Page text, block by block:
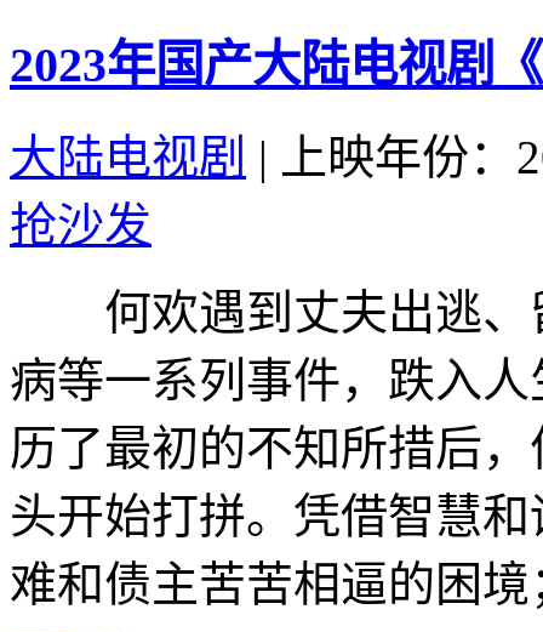
2023年国产大陆电视剧
大陆电视剧 |
上映年份：
抢沙发
何欢遇到丈夫出逃、
病等一系列事件，跌入
历了最初的不知所措后
头开始打拼。凭借智慧
难和债主苦苦相逼的困